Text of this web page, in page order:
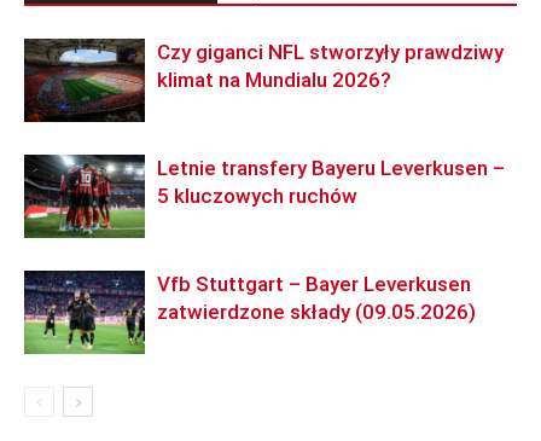
Czy giganci NFL stworzyły prawdziwy
klimat na Mundialu 2026?
Letnie transfery Bayeru Leverkusen –
5 kluczowych ruchów
Vfb Stuttgart – Bayer Leverkusen
zatwierdzone składy (09.05.2026)